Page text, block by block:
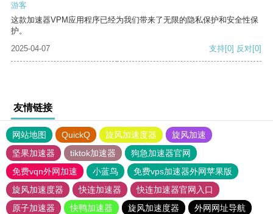
游客
这款加速器VPM应用程序已经为我们带来了无限的隐私保护和安全性保
护。
2025-04-07
支持[0] 反对[0]
友情链接
网站地图 QuickQ 旋风加速度器
旋风加速
坚果加速器
tiktok加速器
狗急加速器官网
免费vqn外网加速
小蓝鸟
免费vps加速器外网苹果版
旋风加速度器
快连加速器
快连加速器官网入口
原子加速器
快鸭加速器 旋风加速度器
外网网址导航